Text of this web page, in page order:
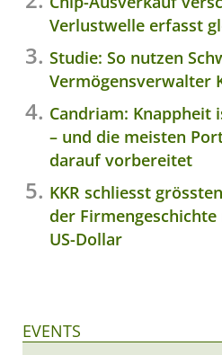
Verlustwelle erfasst
Studie: So nutzen
Vermögensverwalter
Candriam: Knappheit
– und die meisten
darauf vorbereitet
KKR schliesst
der
US-Dollar
EVENTS